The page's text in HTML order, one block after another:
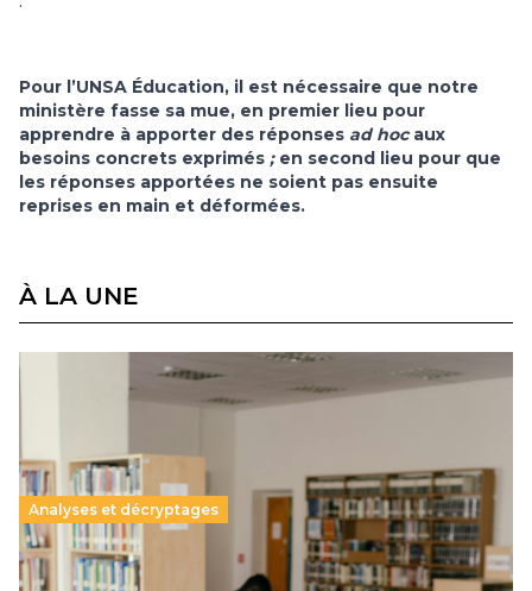
Pour l’UNSA Éducation, il est nécessaire que notre
ministère fasse sa mue, en premier lieu pour
apprendre à apporter des réponses ad hocaux
besoins concrets exprimés ; en second lieu pour que
les réponses apportées ne soient pas ensuite
reprises en main et déformées.
À LA UNE
Analyses et décryptages
Supérieur privé : une dérive qui met à mal la